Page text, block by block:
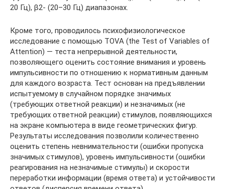
20 Гц), β2- (20–30 Гц) диапазонах.
Кроме того, проводилось психофизиологическое
исследование с помощью TOVA (the Test of Variables of
Attention) — теста непрерывной деятельности,
позволяющего оценить состояние внимания и уровень
импульсивности по отношению к нормативным данным
для каждого возраста. Тест основан на предъявлении
испытуемому в случайном порядке значимых
(требующих ответной реакции) и незначимых (не
требующих ответной реакции) стимулов, появляющихся
на экране компьютера в виде геометрических фигур.
Результаты исследования позволили количественно
оценить степень невнимательности (ошибки пропуска
значимых стимулов), уровень импульсивности (ошибки
реагирования на незначимые стимулы) и скорости
переработки информации (время ответа) и устойчивости